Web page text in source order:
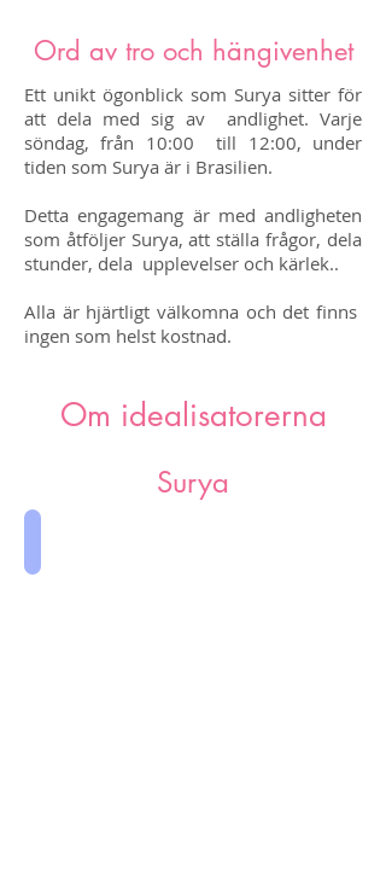
Ett unikt ögonblick som Surya sitter för
att dela med sig av
andlighet. Varje
söndag, från 10:00
till 12:00, under
tiden som Surya är i Brasilien.
Detta engagemang är med andligheten
som åtföljer Surya, att ställa frågor, dela
stunder, dela upplevelser och kärlek..
Alla är hjärtligt välkomna och det finns
ingen som helst kostnad.
Ord av tro och hängivenhet
Om idealisatorerna
Surya